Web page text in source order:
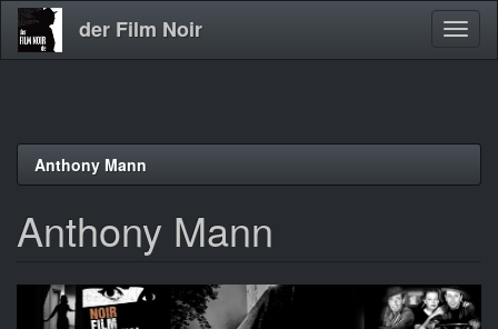
Direkt
der Film Noir
Anthony Mann
Anthony Mann